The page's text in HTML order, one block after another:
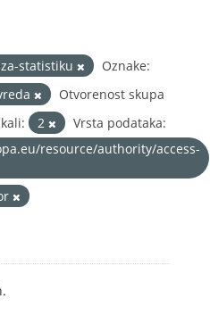
statistiku
Oznake:
Otvorenost skupa
2
Vrsta podataka:
resource/authority/access-